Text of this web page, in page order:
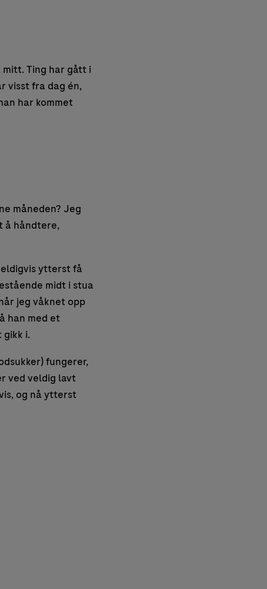
mitt. Ting har gått i
visst fra dag én,
har kommet
måneden? Jeg
å håndtere,
ytterst få
midt i stua
jeg våknet opp
han med et
gikk i.
fungerer,
ved veldig lavt
og nå ytterst